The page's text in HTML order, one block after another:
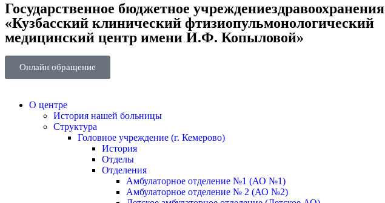
Государственное бюджетное учреждениездравоохранения
«Кузбасский клинический фтизиопульмонологический
медицинский центр имени И.Ф. Копыловой»
Онлайн обращение
О центре
История нашей больницы
Структура
Головное учреждение (г. Кемерово)
История
Отделы
Отделения
Амбулаторное отделение №1 (АО №1)
Амбулаторное отделение № 2 (АО №2)